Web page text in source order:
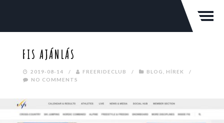
FIS AJÁNLÁS
2019-08-14 / FREERIDECLUB / BLOG HÍREK
/
NO COMMENTS